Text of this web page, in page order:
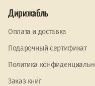
Дирижабль
Оплата и доставка
Подарочный сертификат
Политика
Заказ книг